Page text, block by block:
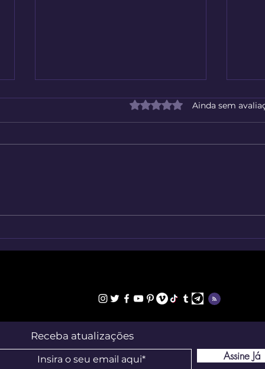
Avaliado com 0 de 5
Ainda sem
Receba atualizações
Assine Já